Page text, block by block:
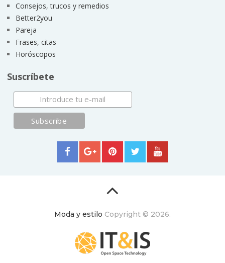
Consejos, trucos y remedios
Better2you
Pareja
Frases, citas
Horóscopos
Suscríbete
Moda y estilo Copyright © 2026.